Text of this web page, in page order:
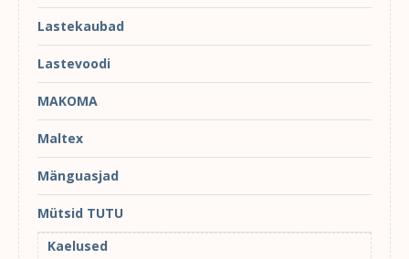
Lastekaubad
Lastevoodi
MAKOMA
Maltex
Mänguasjad
Mütsid TUTU
Kaelused